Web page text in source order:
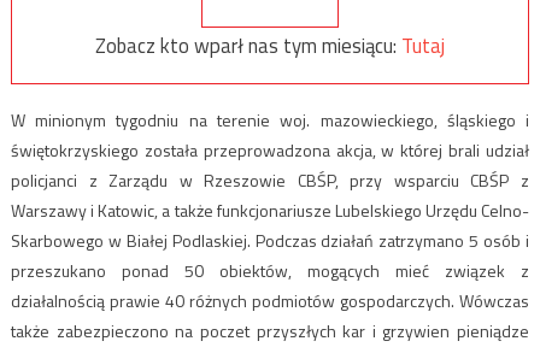
Zobacz kto wparł nas tym miesiącu: Tutaj
W minionym tygodniu na terenie woj. mazowieckiego, śląskiego i
świętokrzyskiego została przeprowadzona akcja, w której brali udział
policjanci z Zarządu w Rzeszowie CBŚP, przy wsparciu CBŚP z
Warszawy i Katowic, a także funkcjonariusze Lubelskiego Urzędu Celno-
Skarbowego w Białej Podlaskiej. Podczas działań zatrzymano 5 osób i
przeszukano ponad 50 obiektów, mogących mieć związek z
działalnością prawie 40 różnych podmiotów gospodarczych. Wówczas
także zabezpieczono na poczet przyszłych kar i grzywien pieniądze